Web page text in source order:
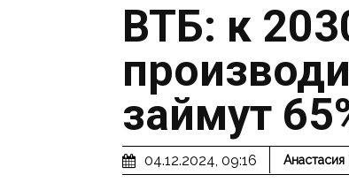
ВТБ: к
займут
04.12.2024, 09:16